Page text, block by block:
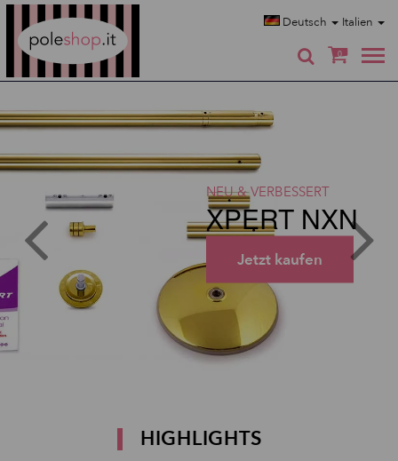
Deutsch Italien
0
NEU & VERBESSERT
XPERT NXN
Jetzt kaufen
HIGHLIGHTS